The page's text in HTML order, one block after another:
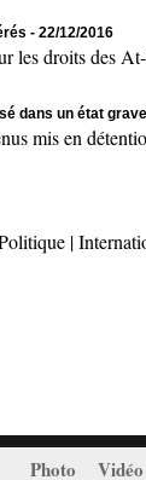
- 22/12/2016
droits des At-
dans un état grave
mis en
|
Photo Vidéo